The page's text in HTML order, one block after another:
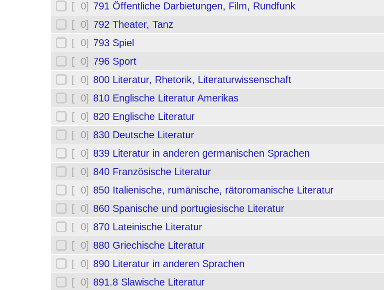
[ 0] 791 Öffentliche Darbietungen, Film, Rundfunk
[ 0] 792 Theater, Tanz
[ 0] 793 Spiel
[ 0] 796 Sport
[ 0] 800 Literatur, Rhetorik, Literaturwissenschaft
[ 0] 810 Englische Literatur Amerikas
[ 0] 820 Englische Literatur
[ 0] 830 Deutsche Literatur
[ 0] 839 Literatur in anderen germanischen Sprachen
[ 0] 840 Französische Literatur
[ 0] 850 Italienische, rumänische, rätoromanische Literatur
[ 0] 860 Spanische und portugiesische Literatur
[ 0] 870 Lateinische Literatur
[ 0] 880 Griechische Literatur
[ 0] 890 Literatur in anderen Sprachen
[ 0] 891.8 Slawische Literatur